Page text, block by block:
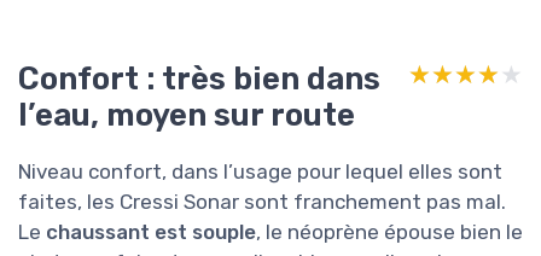
Confort : très bien dans
l’eau, moyen sur route
★★★★★
★★★★★
Niveau confort, dans l’usage pour lequel elles sont
faites, les Cressi Sonar sont franchement pas mal.
Le chaussant est souple, le néoprène épouse bien le